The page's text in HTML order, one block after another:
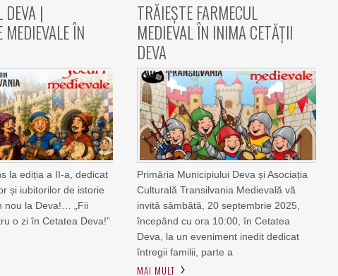
|
MEDIEVALE ÎN
la ediția a II-a, dedicat
și iubitorilor de istorie
nou la Deva!… „Fii
o zi în Cetatea Deva!”
TRĂIEȘTE FARMECUL
MEDIEVAL ÎN INIMA CETĂȚII
DEVA
Primăria Municipiului Deva și Asociația
Culturală Transilvania Medievală vă
invită sâmbătă, 20 septembrie 2025,
începând cu ora 10:00, în Cetatea
Deva, la un eveniment inedit dedicat
întregii familii, parte a
MAI MULT